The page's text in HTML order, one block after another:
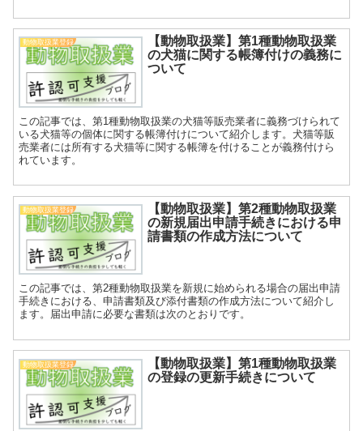
動物取扱業登録
【動物取扱業】第1種動物取扱業
の犬猫に関する帳簿付けの義務に
ついて
この記事では、第1種動物取扱業の犬猫等販売業者に義務づけられて
いる犬猫等の個体に関する帳簿付けについて紹介します。犬猫等販
売業者には所有する犬猫等に関する帳簿を付けることが義務付けら
れています。
動物取扱業登録
【動物取扱業】第2種動物取扱業
の新規届出申請手続きにおける申
請書類の作成方法について
この記事では、第2種動物取扱業を新規に始められる場合の届出申請
手続きにおける、申請書類及び添付書類の作成方法について紹介し
ます。届出申請に必要な書類は次のとおりです。
動物取扱業登録
【動物取扱業】第1種動物取扱業
の登録の更新手続きについて